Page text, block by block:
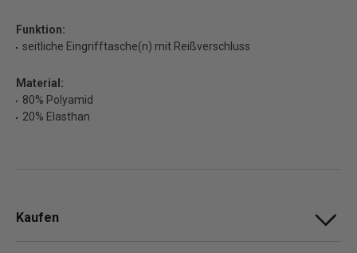
Funktion:
seitliche Eingrifftasche(n) mit Reißverschluss
Material:
80% Polyamid
20% Elasthan
Kaufen